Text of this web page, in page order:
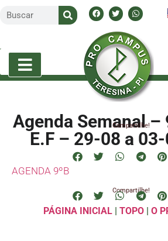
Agenda Semanal –
E.F – 29-08 a
Compartilhe!
AGENDA 9ºB
Compartilhe!
PÁGINA INICIAL| TOPO| O